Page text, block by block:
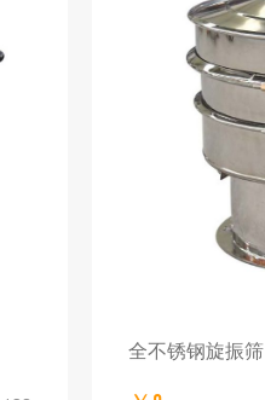
全不锈钢旋振筛